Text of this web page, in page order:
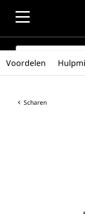
SEARCH
Scharen
Voordelen